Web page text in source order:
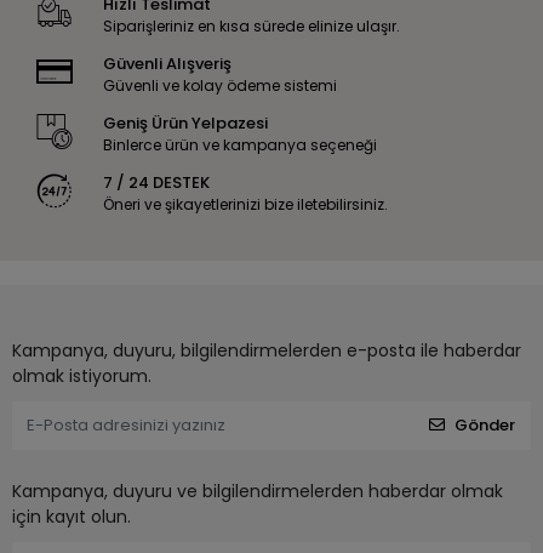
Siparişleriniz en kısa sürede elinize ulaşır.
Güvenli Alışveriş
Güvenli ve kolay ödeme sistemi
Geniş Ürün Yelpazesi
Binlerce ürün ve kampanya seçeneği
7 / 24 DESTEK
Öneri ve şikayetlerinizi bize iletebilirsiniz.
Kampanya, duyuru, bilgilendirmelerden e-posta ile haberdar
olmak istiyorum.
Gönder
Kampanya, duyuru ve bilgilendirmelerden haberdar olmak
için kayıt olun.